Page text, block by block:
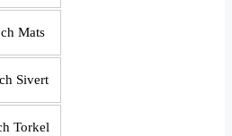
Mats
Sivert
Torkel